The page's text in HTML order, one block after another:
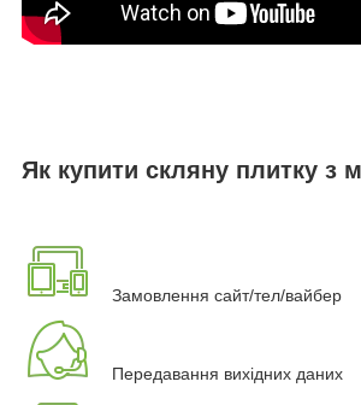
Як купити скляну плитку з
Замовлення сайт/тел/вайбер
Передавання вихідних даних